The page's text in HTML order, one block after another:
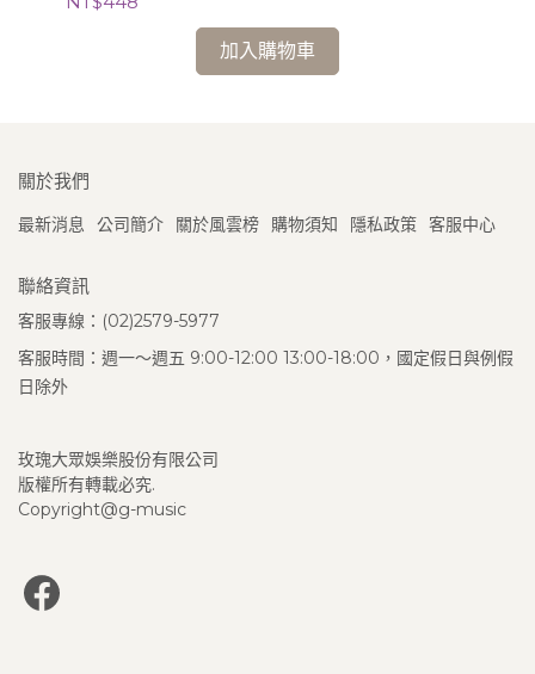
加入購物車
關於我們
最新消息 公司簡介 關於風雲榜 購物須知 隱私政策 客服中心
聯絡資訊
客服專線：(02)2579-5977
客服時間：週一～週五 9:00-12:00 13:00-18:00，國定假日與例假
日除外
玫瑰大眾娛樂股份有限公司
版權所有轉載必究.
Copyright@g-music